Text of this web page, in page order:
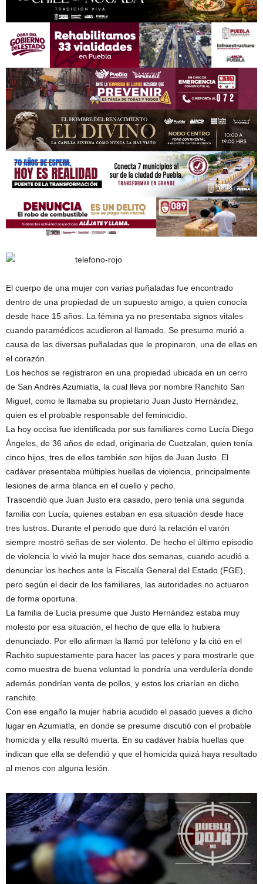
El cuerpo de una mujer con varias puñaladas fue encontrado
dentro de una propiedad de un supuesto amigo, a quien conocía
desde hace 15 años. La fémina ya no presentaba signos vitales
cuando paramédicos acudieron al llamado. Se presume murió a
causa de las diversas puñaladas que le propinaron, una de ellas en
el corazón.
Los hechos se registraron en una propiedad ubicada en un cerro
de San Andrés Azumiatla, la cual lleva por nombre Ranchito San
Miguel, como le llamaba su propietario Juan Justo Hernández,
quien es el probable responsable del feminicidio.
La hoy occisa fue identificada por sus familiares como Lucía Diego
Ángeles, de 36 años de edad, originaria de Cuetzalan, quien tenía
cinco hijos, tres de ellos también son hijos de Juan Justo. El
cadáver presentaba múltiples huellas de violencia, principalmente
lesiones de arma blanca en el cuello y pecho.
Trascendió que Juan Justo era casado, pero tenía una segunda
familia con Lucía, quienes estaban en esa situación desde hace
tres lustros. Durante el periodo que duró la relación el varón
siempre mostró señas de ser violento. De hecho el último episodio
de violencia lo vivió la mujer hace dos semanas, cuando acudió a
denunciar los hechos ante la Fiscalía General del Estado (FGE),
pero según el decir de los familiares, las autoridades no actuaron
de forma oportuna.
La familia de Lucía presume que Justo Hernández estaba muy
molesto por esa situación, el hecho de que ella lo hubiera
denunciado. Por ello afirman la llamó por teléfono y la citó en el
Rachito supuestamente para hacer las paces y para mostrarle que
como muestra de buena voluntad le pondría una verdulería donde
además pondrían venta de pollos, y estos los criarían en dicho
ranchito.
Con ese engaño la mujer habría acudido el pasado jueves a dicho
lugar en Azumiatla, en donde se presume discutió con el probable
homicida y ella resultó muerta. En su cadáver había huellas que
indican que ella se defendió y que el homicida quizá haya resultado
al menos con alguna lesión.